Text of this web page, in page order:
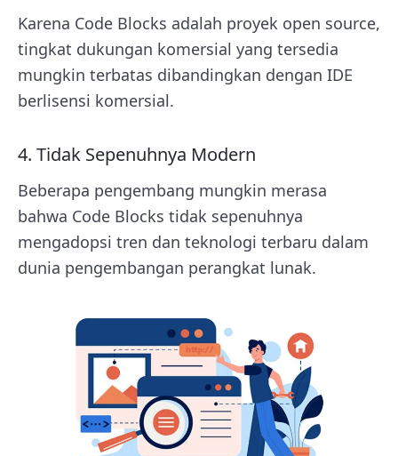
Karena Code Blocks adalah proyek open source,
tingkat dukungan komersial yang tersedia
mungkin terbatas dibandingkan dengan IDE
berlisensi komersial.
4. Tidak Sepenuhnya Modern
Beberapa pengembang mungkin merasa
bahwa Code Blocks tidak sepenuhnya
mengadopsi tren dan teknologi terbaru dalam
dunia pengembangan perangkat lunak.